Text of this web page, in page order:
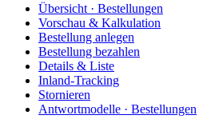
Übersicht · Bestellungen
Vorschau & Kalkulation
Bestellung anlegen
Bestellung bezahlen
Details & Liste
Inland-Tracking
Stornieren
Antwortmodelle · Bestellungen